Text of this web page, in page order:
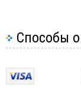
Установка
Способы